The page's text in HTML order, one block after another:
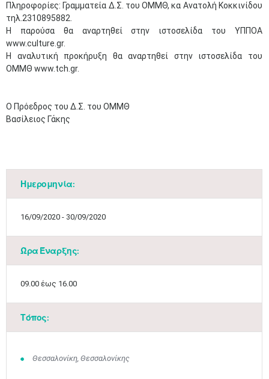
Πληροφορίες: Γραμματεία Δ.Σ. του ΟΜΜΘ, κα Ανατολή Κοκκινίδου
τηλ.2310895882.
Η παρούσα θα αναρτηθεί στην ιστοσελίδα του ΥΠΠΟΑ
www.culture.gr.
Η αναλυτική προκήρυξη θα​ αναρτηθεί στην ιστοσελίδα του
ΟΜΜΘ www.tch.gr.
Ο Πρόεδρος του Δ.Σ. του ΟΜΜΘ
Βασίλειος Γάκης
Ημερομηνία:
16/09/2020 - 30/09/2020
Ώρα Έναρξης:
09.00 έως 16.00
Τόπος:
Θεσσαλονίκη, Θεσσαλονίκης